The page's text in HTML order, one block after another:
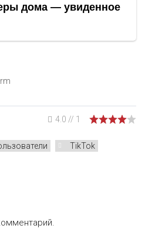
4.0 // 1
TikTok